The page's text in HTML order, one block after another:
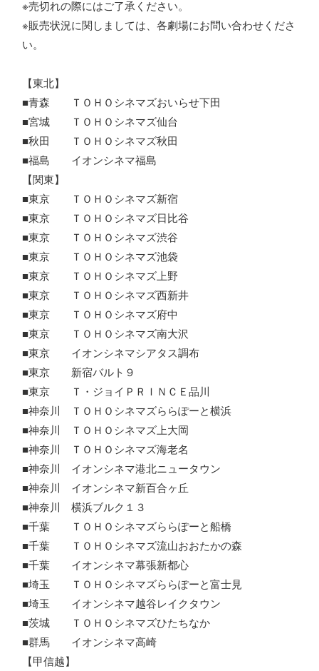
※売切れの際にはご了承ください。
※販売状況に関しましては、各劇場にお問い合わせくださ
い。
【東北】
■青森 ＴＯＨＯシネマズおいらせ下田
■宮城 ＴＯＨＯシネマズ仙台
■秋田 ＴＯＨＯシネマズ秋田
■福島 イオンシネマ福島
【関東】
■東京 ＴＯＨＯシネマズ新宿
■東京 ＴＯＨＯシネマズ日比谷
■東京 ＴＯＨＯシネマズ渋谷
■東京 ＴＯＨＯシネマズ池袋
■東京 ＴＯＨＯシネマズ上野
■東京 ＴＯＨＯシネマズ西新井
■東京 ＴＯＨＯシネマズ府中
■東京 ＴＯＨＯシネマズ南大沢
■東京 イオンシネマシアタス調布
■東京 新宿バルト９
■東京 Ｔ・ジョイＰＲＩＮＣＥ品川
■神奈川 ＴＯＨＯシネマズららぽーと横浜
■神奈川 ＴＯＨＯシネマズ上大岡
■神奈川 ＴＯＨＯシネマズ海老名
■神奈川 イオンシネマ港北ニュータウン
■神奈川 イオンシネマ新百合ヶ丘
■神奈川 横浜ブルク１３
■千葉 ＴＯＨＯシネマズららぽーと船橋
■千葉 ＴＯＨＯシネマズ流山おおたかの森
■千葉 イオンシネマ幕張新都心
■埼玉 ＴＯＨＯシネマズららぽーと富士見
■埼玉 イオンシネマ越谷レイクタウン
■茨城 ＴＯＨＯシネマズひたちなか
■群馬 イオンシネマ高崎
【甲信越】